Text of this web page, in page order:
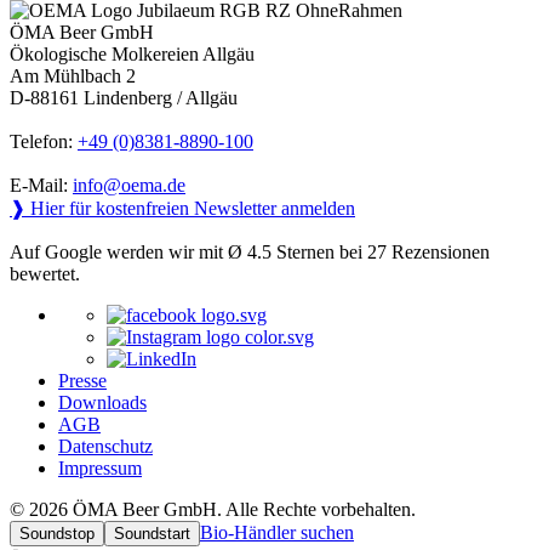
ÖMA Beer GmbH
Ökologische Molkereien Allgäu
Am Mühlbach 2
D-88161 Lindenberg / Allgäu
Telefon: +49 (0)8381-8890-100
E-Mail: info@oema.de
❱ Hier für kostenfreien Newsletter anmelden
Auf Google werden wir mit Ø 4.5 Sternen bei 27 Rezensionen
bewertet.
Presse
Downloads
AGB
Datenschutz
Impressum
© 2026 ÖMA Beer GmbH. Alle Rechte vorbehalten.
Soundstop Soundstart Bio-Händler suchen